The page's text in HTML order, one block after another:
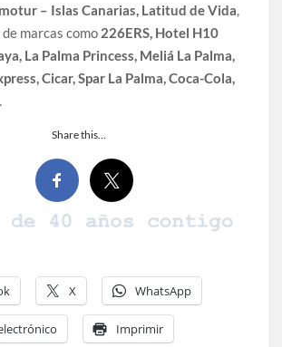
– Islas Canarias, Latitud de Vida
marcas como 226ERS, Hotel H10
La Palma Princess, Meliá La Palma,
Cicar, Spar La Palma, Coca-Cola,
Share this…
X WhatsApp
Imprimir